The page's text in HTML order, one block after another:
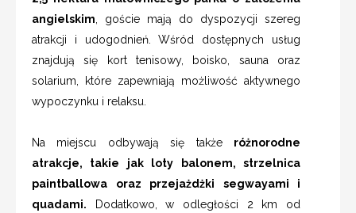
angielskim , goście mają do dyspozycji szereg
atrakcji i udogodnień. Wśród dostępnych usług
znajdują się kort tenisowy, boisko, sauna oraz
solarium, które zapewniają możliwość aktywnego
wypoczynku i relaksu.
Na miejscu odbywają się także różnorodne
atrakcje, takie jak loty balonem, strzelnica
paintballowa oraz przejażdżki segwayami i
quadami. Dodatkowo, w odległości 2 km od